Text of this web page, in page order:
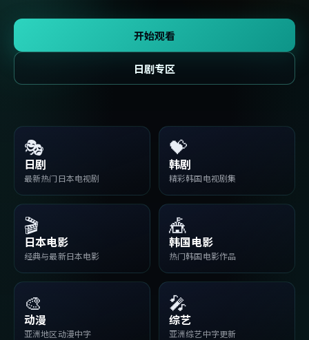
开始观看
日剧专区
🎭
日剧
最新热门日本电视剧
💝
韩剧
精彩韩国电视剧集
🎬
日本电影
经典与最新日本电影
🎪
韩国电影
热门韩国电影作品
🎨
动漫
亚洲地区动漫中字
🎤
综艺
亚洲综艺中字更新